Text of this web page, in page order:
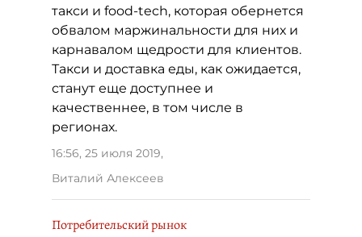
такси и food-tech, которая обернется
обвалом маржинальности для них и
карнавалом щедрости для клиентов.
Такси и доставка еды, как ожидается,
станут еще доступнее и
качественнее, в том числе в
регионах.
16:56, 25 июля 2019,
Виталий Алексеев
Потребительский рынок